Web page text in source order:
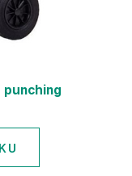
punching